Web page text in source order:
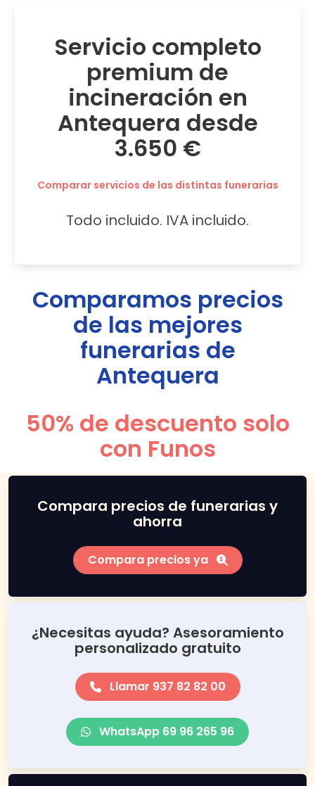
Servicio completo
premium de
incineración en
Antequera desde
3.650 €
Comparar servicios de las distintas funerarias
Todo incluido. IVA incluido.
Comparamos precios
de las mejores
funerarias de
Antequera
50% de descuento solo
con Funos
Compara precios de funerarias y
ahorra
Compara precios ya
¿Necesitas ayuda? Asesoramiento
personalizado gratuito
Llamar 937 82 82 00
WhatsApp 69 96 265 96